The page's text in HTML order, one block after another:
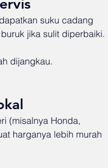
suku cadang
jika sulit diperbaiki.
dijangkau.
(misalnya Honda,
harganya lebih murah